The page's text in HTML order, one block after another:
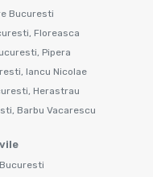
Bucuresti
Floreasca
Pipera
Iancu Nicolae
Herastrau
Barbu Vacarescu